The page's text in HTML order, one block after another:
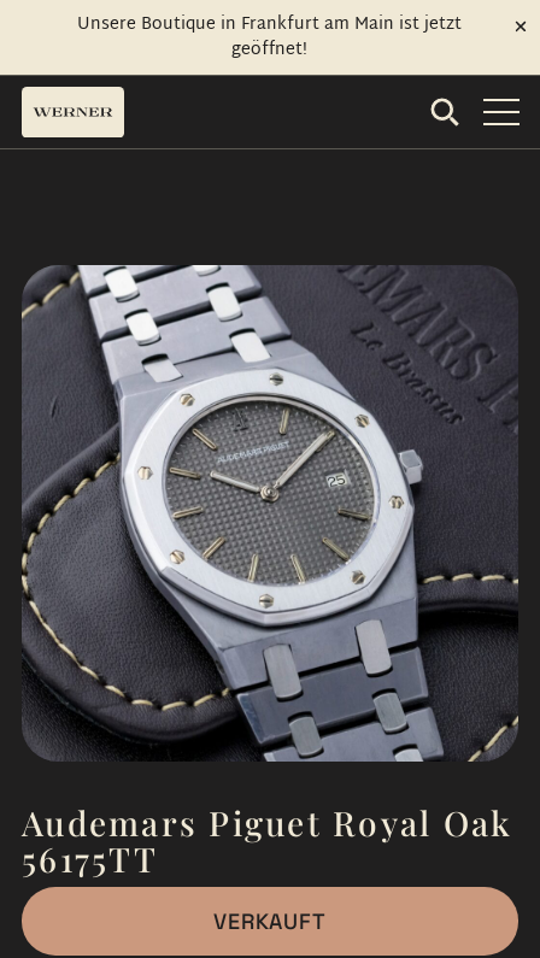
Unsere Boutique in Frankfurt am Main ist jetzt
geöffnet!
Audemars Piguet Royal Oak
56175TT
VERKAUFT